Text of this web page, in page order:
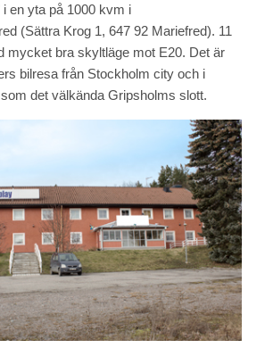
en yta på 1000 kvm i
(Sättra Krog 1, 647 92 Mariefred). 11
mycket bra skyltläge mot E20. Det är
bilresa från Stockholm city och i
det välkända Gripsholms slott.